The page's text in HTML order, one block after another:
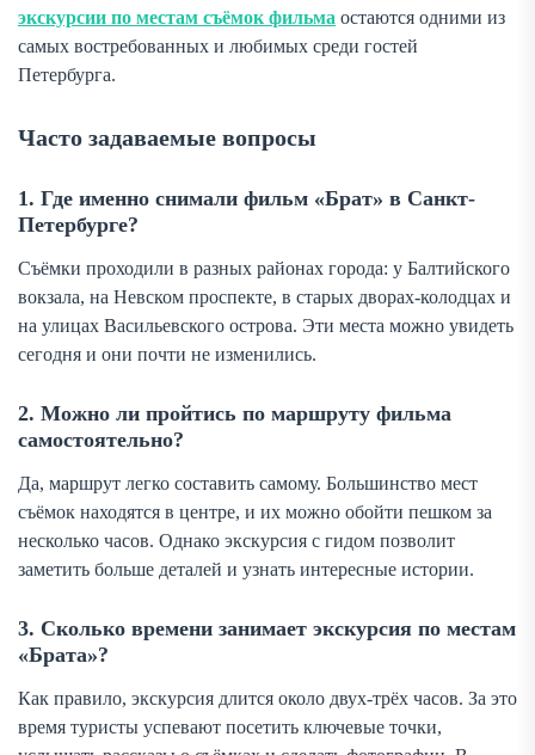
экскурсии по местам съёмок фильма остаются одними из
самых востребованных и любимых среди гостей
Петербурга.
Часто задаваемые вопросы
1. Где именно снимали фильм «Брат» в Санкт-
Петербурге?
Съёмки проходили в разных районах города: у Балтийского
вокзала, на Невском проспекте, в старых дворах-колодцах и
на улицах Васильевского острова. Эти места можно увидеть
сегодня и они почти не изменились.
2. Можно ли пройтись по маршруту фильма
самостоятельно?
Да, маршрут легко составить самому. Большинство мест
съёмок находятся в центре, и их можно обойти пешком за
несколько часов. Однако экскурсия с гидом позволит
заметить больше деталей и узнать интересные истории.
3. Сколько времени занимает экскурсия по местам
«Брата»?
Как правило, экскурсия длится около двух-трёх часов. За это
время туристы успевают посетить ключевые точки,